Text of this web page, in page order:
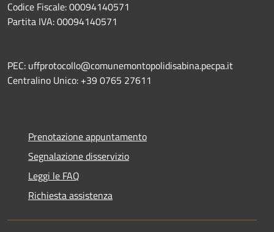
Codice Fiscale: 00094140571
Partita IVA: 00094140571
PEC: uffprotocollo@comunemontopolidisabina.pecpa.it
Centralino Unico: +39 0765 27611
Prenotazione appuntamento
Segnalazione disservizio
Leggi le FAQ
Richiesta assistenza